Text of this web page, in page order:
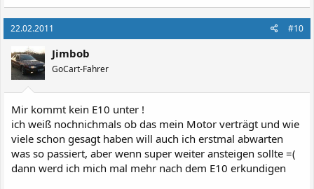
22.02.2011 #10
Jimbob
GoCart-Fahrer
Mir kommt kein E10 unter !
ich weiß nochnichmals ob das mein Motor verträgt und wie
viele schon gesagt haben will auch ich erstmal abwarten
was so passiert, aber wenn super weiter ansteigen sollte =(
dann werd ich mich mal mehr nach dem E10 erkundigen